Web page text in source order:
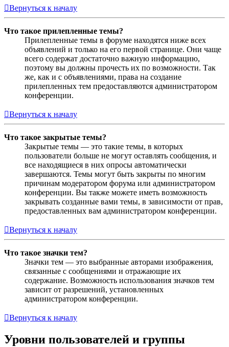
Вернуться к началу
Что такое прилепленные темы?
Прилепленные темы в форуме находятся ниже всех
объявлений и только на его первой странице. Они чаще
всего содержат достаточно важную информацию,
поэтому вы должны прочесть их по возможности. Так
же, как и с объявлениями, права на создание
прилепленных тем предоставляются администратором
конференции.
Вернуться к началу
Что такое закрытые темы?
Закрытые темы — это такие темы, в которых
пользователи больше не могут оставлять сообщения, и
все находящиеся в них опросы автоматически
завершаются. Темы могут быть закрыты по многим
причинам модератором форума или администратором
конференции. Вы также можете иметь возможность
закрывать созданные вами темы, в зависимости от прав,
предоставленных вам администратором конференции.
Вернуться к началу
Что такое значки тем?
Значки тем — это выбранные авторами изображения,
связанные с сообщениями и отражающие их
содержание. Возможность использования значков тем
зависит от разрешений, установленных
администратором конференции.
Вернуться к началу
Уровни пользователей и группы